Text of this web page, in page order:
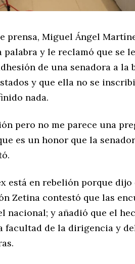
prensa, Miguel Ángel
y le reclamó que se
de una senadora a la
y que ella no se
nada.
pero no me parece una
es un honor que la
está en rebelión porque dijo
Zetina contestó que las
nacional; y añadió que el
facultad de la dirigencia y